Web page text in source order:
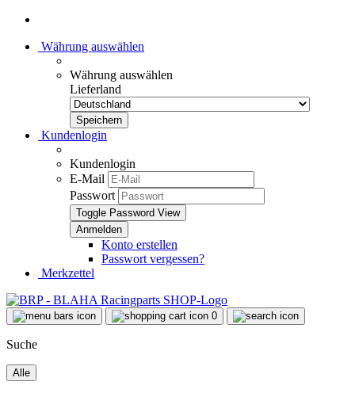
Währung auswählen
Währung auswählen
Lieferland
Kundenlogin
Kundenlogin
E-Mail
Passwort
Toggle Password View
Konto erstellen
Passwort vergessen?
Merkzettel
0
Suche
Alle